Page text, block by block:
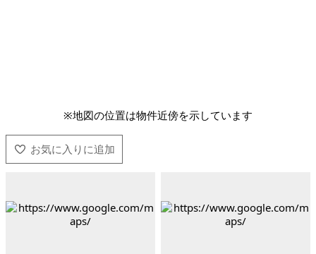
※地図の位置は物件近傍を示しています